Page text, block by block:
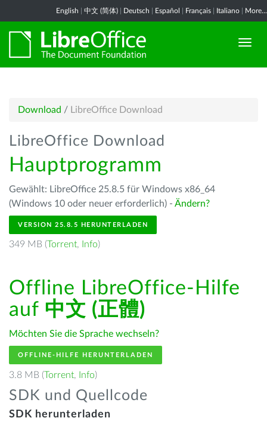
English 中文 (简体) Deutsch Español Français Italiano More...
Download / LibreOffice Download
LibreOffice Download
Hauptprogramm
Gewählt: LibreOffice 25.8.5 für Windows x86_64
(Windows 10 oder neuer erforderlich) - Ändern?
VERSION 25.8.5 HERUNTERLADEN
349 MB (Torrent, Info)
Offline LibreOffice-Hilfe
auf 中文 (正體)
Möchten Sie die Sprache wechseln?
OFFLINE-HILFE HERUNTERLADEN
3.8 MB (Torrent, Info)
SDK und Quellcode
SDK herunterladen